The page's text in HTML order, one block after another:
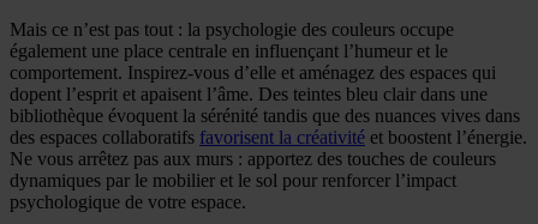
Mais ce n’est pas tout : la psychologie des couleurs occupe
également une place centrale en influençant l’humeur et le
comportement. Inspirez-vous d’elle et aménagez des espaces qui
dopent l’esprit et apaisent l’âme. Des teintes bleu clair dans une
bibliothèque évoquent la sérénité tandis que des nuances vives dans
des espaces collaboratifs favorisent la créativité et boostent l’énergie.
Ne vous arrêtez pas aux murs : apportez des touches de couleurs
dynamiques par le mobilier et le sol pour renforcer l’impact
psychologique de votre espace.